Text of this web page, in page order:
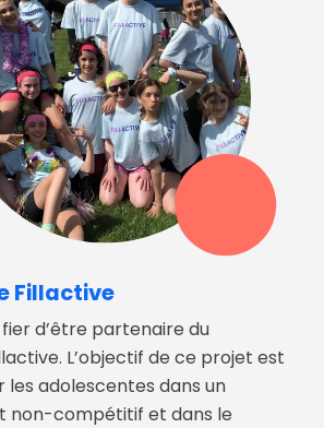
Fillactive
fier d’être partenaire du
L’objectif de ce projet est
les adolescentes dans un
non-compétitif et dans le